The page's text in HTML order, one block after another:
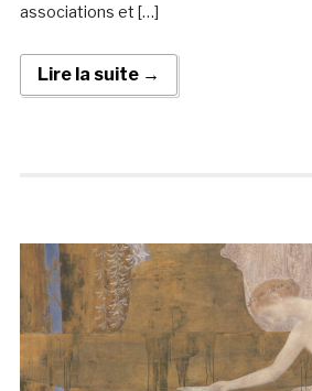
associations et […]
Lire la suite →